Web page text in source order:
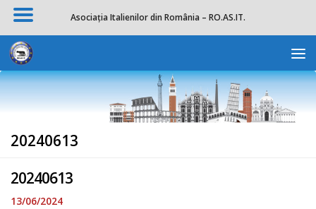
Skip to content
20240613
20240613
13/06/2024
Asociația Italienilor din România – RO.AS.IT.